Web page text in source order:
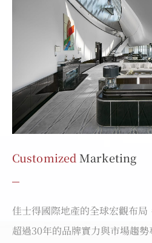
CustomizedMarketing
佳士得國際地產的全球宏觀布
超過30年的品牌實力與市場趨